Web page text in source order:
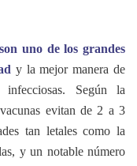
uno de los grandes
y la mejor manera de
Según la
evitan de 2 a 3
tan letales como la
y un notable número